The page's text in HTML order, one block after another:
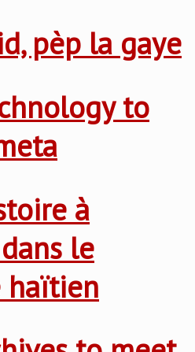
pèp la gaye
to
à
le
haïtien